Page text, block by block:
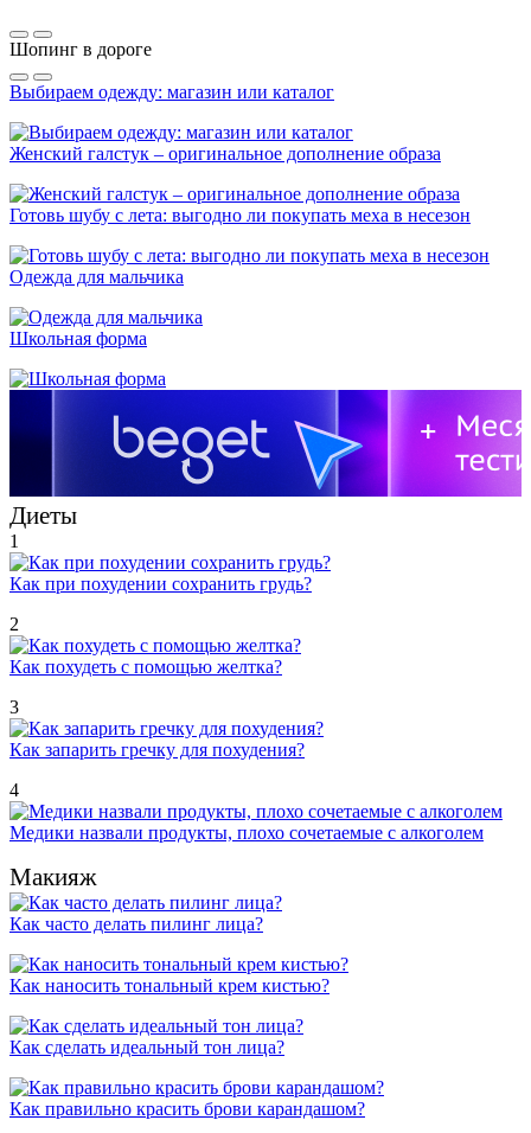
Шопинг в дороге
Выбираем одежду: магазин или каталог
Женский галстук – оригинальное дополнение образа
Готовь шубу с лета: выгодно ли покупать меха в несезон
Одежда для мальчика
Школьная форма
Диеты
1
Как при похудении сохранить грудь?
2
Как похудеть с помощью желтка?
3
Как запарить гречку для похудения?
4
Медики назвали продукты, плохо сочетаемые с алкоголем
Макияж
Как часто делать пилинг лица?
Как наносить тональный крем кистью?
Как сделать идеальный тон лица?
Как правильно красить брови карандашом?